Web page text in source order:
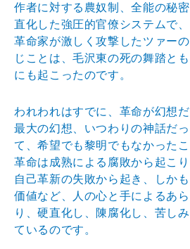
作者に対する農奴制、全能の秘
直化し た強圧的官僚システムで
革命家が激 しく攻撃したツァー
じことは、毛沢東の死の舞踏と
にも起こったのです 。
われわれはすでに、革命が幻想
最大の幻想、いつわりの神話だ
て、希望でも黎明でもなかった
革命は成熟による腐敗から起こ
自己革新の失敗から起き、しか
価値など 、人の心と手によるあ
り、硬直化し
、陳腐化し、苦し
ているのです。